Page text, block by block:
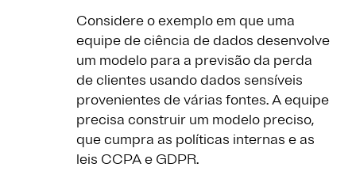
Considere o exemplo em que uma
equipe de ciência de dados desenvolve
um modelo para a previsão da perda
de clientes usando dados sensíveis
provenientes de várias fontes. A equipe
precisa construir um modelo preciso,
que cumpra as políticas internas e as
leis CCPA e GDPR.